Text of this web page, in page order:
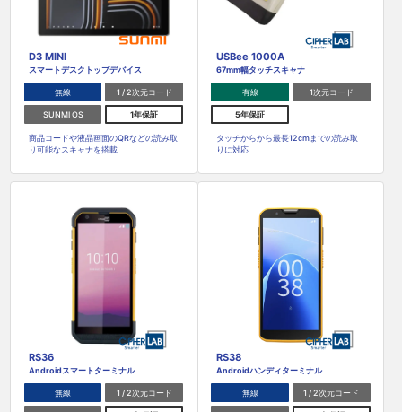
D3 MINI
スマートデスクトップデバイス
無線 1 / 2次元コード
SUNMI OS 1年保証
商品コードや液晶画面のQRなどの読み取
り可能なスキャナを搭載
USBee 1000A
67mm幅タッチスキャナ
有線 1次元コード
5年保証
タッチからから最長12cmまでの読み取
りに対応
RS36
Androidスマートターミナル
無線 1 / 2次元コード
RS38
Androidハンディターミナル
無線 1 / 2次元コード